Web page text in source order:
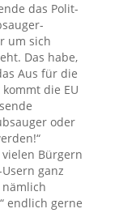
das Polit-
um sich
Das habe,
Aus für die
die EU
oder
Bürgern
ganz
endlich gerne